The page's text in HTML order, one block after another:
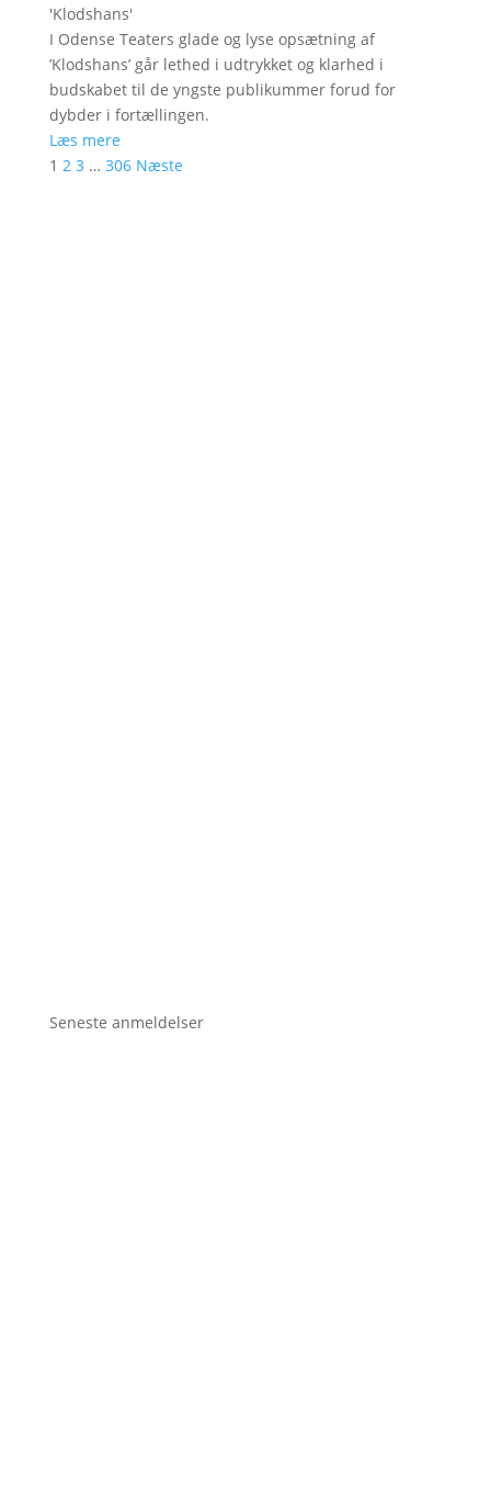
'Klodshans'
I Odense Teaters glade og lyse opsætning af
’Klodshans’ går lethed i udtrykket og klarhed i
budskabet til de yngste publikummer forud for
dybder i fortællingen.
Læs mere
1 2 3 … 306 Næste
Seneste anmeldelser